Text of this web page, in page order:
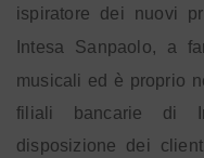
ispiratore dei nuovi
Intesa Sanpaolo, a
musicali ed è proprio
filiali bancarie di
disposizione dei